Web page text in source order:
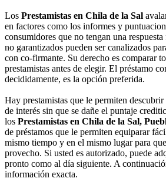
Los Prestamistas en Chila de la Sal
en factores como los informes y
consumidores que no tengan una
no garantizados pueden ser canalizados
con co-firmante. Su derecho es comparar
prestamistas antes de elegir. El préstamo
decididamente, es la opción preferida.
Hay prestamistas que le permiten
de interés sin que se dañe el puntaje
los Prestamistas en Chila de la Sal,
de préstamos que le permiten equiparar
mismo tiempo y en el mismo lugar para
provecho. Si usted es autorizado, puede
pronto como al día siguiente. A
información exacta.